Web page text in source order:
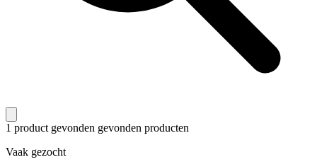
1 product gevonden gevonden producten
Vaak gezocht